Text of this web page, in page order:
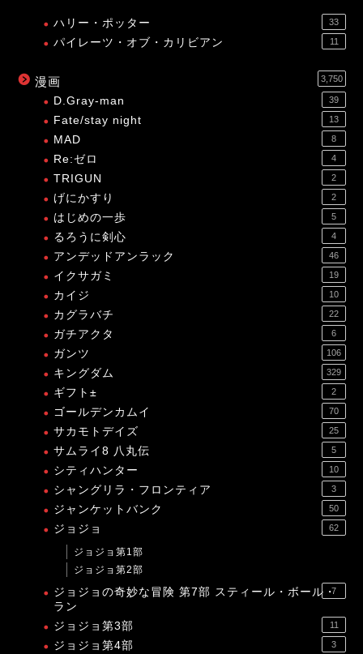
ハリー・ポッター 33
パイレーツ・オブ・カリビアン 11
漫画 3,750
D.Gray-man 39
Fate/stay night 13
MAD 8
Re:ゼロ 4
TRIGUN 2
げにかすり 2
はじめの一歩 5
るろうに剣心 4
アンデッドアンラック 46
イクサガミ 19
カイジ 10
カグラバチ 22
ガチアクタ 6
ガンツ 106
キングダム 329
ギフト± 2
ゴールデンカムイ 70
サカモトデイズ 25
サムライ8 八丸伝 5
シティハンター 10
シャングリラ・フロンティア 3
ジャンケットバンク 50
ジョジョ 62
ジョジョ第1部
ジョジョ第2部
ジョジョの奇妙な冒険 第7部 スティール・ボール・
ラン
7
ジョジョ第3部 11
ジョジョ第4部 3